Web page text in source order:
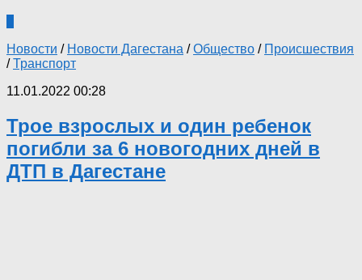
Новости / Новости Дагестана /Общество / Происшествия
/Транспорт
11.01.2022 00:28
Трое взрослых и один ребенок
погибли за 6 новогодних дней в
ДТП в Дагестане